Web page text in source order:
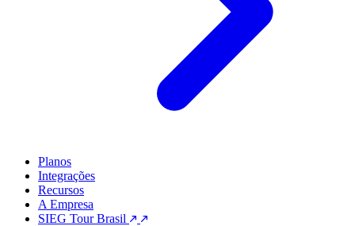
Planos
Integrações
Recursos
A Empresa
SIEG Tour Brasil